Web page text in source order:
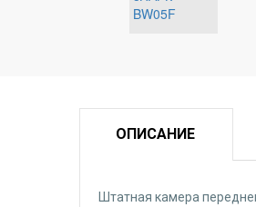
ОПИСАНИЕ
Штатная камера